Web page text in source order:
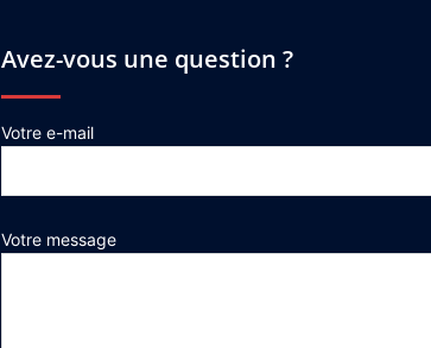
Avez-vous une question ?
Votre e-mail
Votre message